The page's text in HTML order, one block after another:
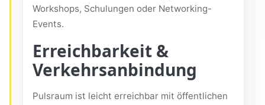
Workshops, Schulungen oder Networking-
Events.
Erreichbarkeit &
Verkehrsanbindung
Pulsraum ist leicht erreichbar mit öffentlichen